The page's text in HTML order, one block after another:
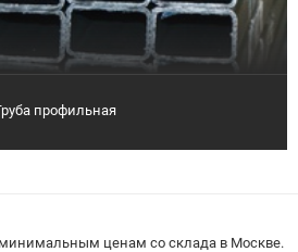
профильная
ценам со склада в Москве.